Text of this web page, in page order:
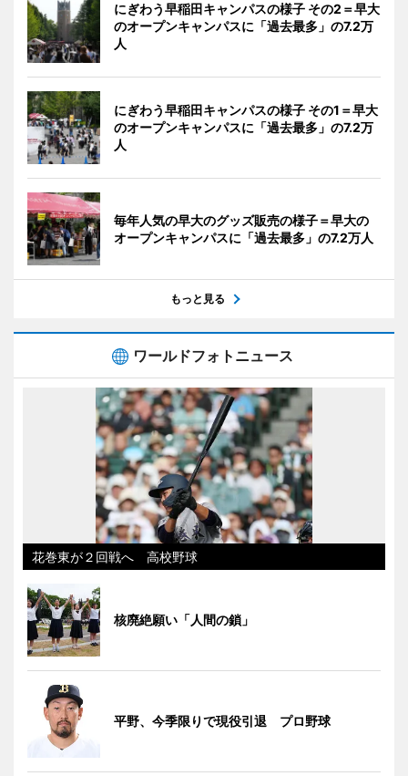
にぎわう早稲田キャンパスの様子 その2＝早大
のオープンキャンパスに「過去最多」の7.2万
人
にぎわう早稲田キャンパスの様子 その1＝早大
のオープンキャンパスに「過去最多」の7.2万
人
毎年人気の早大のグッズ販売の様子＝早大の
オープンキャンパスに「過去最多」の7.2万人
もっと見る
ワールドフォトニュース
花巻東が２回戦へ 高校野球
核廃絶願い「人間の鎖」
平野、今季限りで現役引退 プロ野球